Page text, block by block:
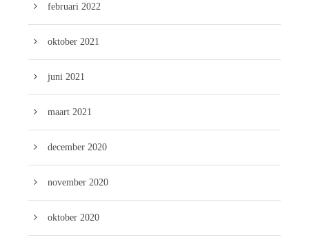
februari 2022
oktober 2021
juni 2021
maart 2021
december 2020
november 2020
oktober 2020